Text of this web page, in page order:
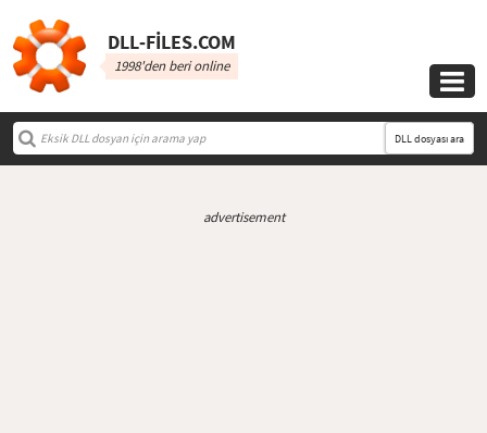
DLL‑FILES.COM
1998'den beri online

DLL dosyası ara
advertisement